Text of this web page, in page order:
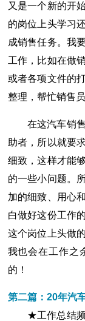
又是一个新的开
的岗位上头学习
成销售任务。我
工作，比如在做
或者各项文件的
整理，帮忙销售
在这汽车销
助者，所以就要
细致，这样才能
的一些小问题。
加的细致、用心
白做好这份工作
这个岗位上头做
我也会在工作之
的！
第二篇：20年汽
★工作总结